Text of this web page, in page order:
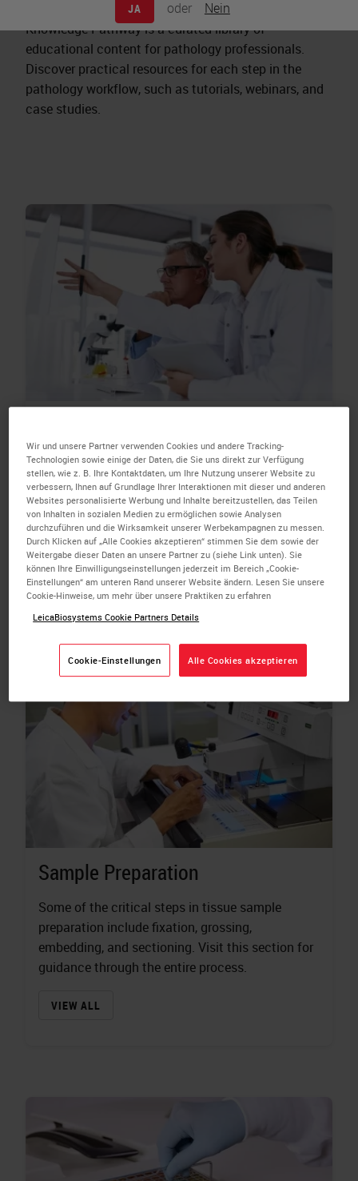
JA oder Nein
Knowledge Pathway is a curated library of
educational content for pathology professionals.
Discover practical resources for each step in the
pathology workflow, such as tutorials, webinars, and
case studies.
Start here for our most popular educational
pieces. Learn how to avoid common errors in
your histology practice, absorb the basics of
going digital, and more.
VIEW ALL
Sample Preparation
Some of the critical steps in tissue sample
preparation include fixation, grossing,
embedding, and sectioning. Visit this section for
guidance through the entire process.
VIEW ALL
Wir und unsere Partner verwenden Cookies und andere Tracking-
Technologien sowie einige der Daten, die Sie uns direkt zur Verfügung
stellen, wie z. B. Ihre Kontaktdaten, um Ihre Nutzung unserer Website zu
verbessern, Ihnen auf Grundlage Ihrer Interaktionen mit dieser und anderen
Websites personalisierte Werbung und Inhalte bereitzustellen, das Teilen
von Inhalten in sozialen Medien zu ermöglichen sowie Analysen
durchzuführen und die Wirksamkeit unserer Werbekampagnen zu messen.
Durch Klicken auf „Alle Cookies akzeptieren“ stimmen Sie dem sowie der
Weitergabe dieser Daten an unsere Partner zu (siehe Link unten). Sie
können Ihre Einwilligungseinstellungen jederzeit im Bereich „Cookie-
Einstellungen“ am unteren Rand unserer Website ändern. Lesen Sie unsere
Cookie-Hinweise, um mehr über unsere Praktiken zu erfahren
LeicaBiosystems Cookie Partners Details
Cookie-Einstellungen Alle Cookies akzeptieren